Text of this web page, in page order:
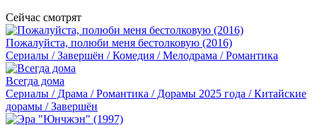
Сейчас смотрят
Пожалуйста, полюби меня бестолковую (2016)
Сериалы / Завершён / Комедия / Мелодрама / Романтика
Всегда дома
Сериалы / Драма / Романтика / Дорамы 2025 года / Китайские
дорамы / Завершён